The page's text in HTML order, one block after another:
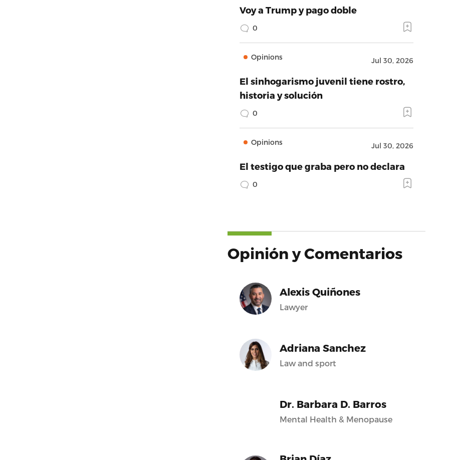
Voy a Trump y pago doble
0
Opinions Jul 30, 2026
El sinhogarismo juvenil tiene rostro,
historia y solución
0
Opinions Jul 30, 2026
El testigo que graba pero no declara
0
Opinión y Comentarios
Alexis Quiñones
Lawyer
Adriana Sanchez
Law and sport
Dr. Barbara D. Barros
Mental Health & Menopause